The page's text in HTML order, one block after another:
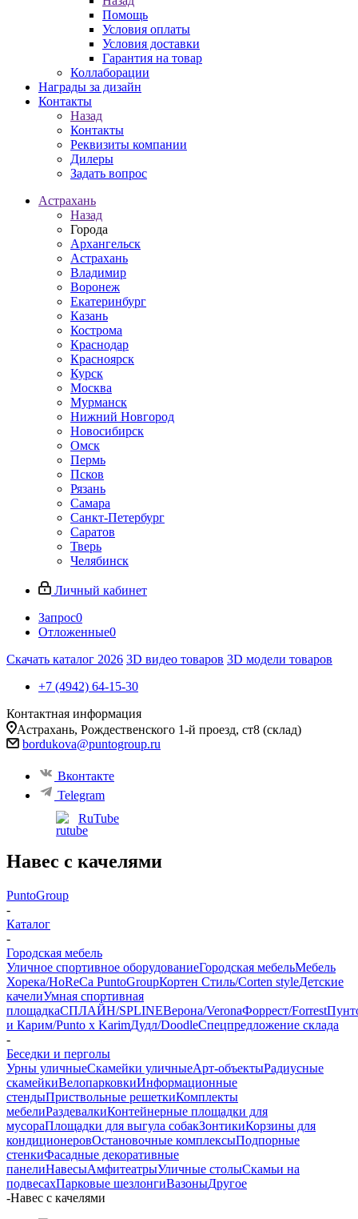
Помощь
Условия оплаты
Условия доставки
Гарантия на товар
Коллаборации
Награды за дизайн
Контакты
Назад
Контакты
Реквизиты компании
Дилеры
Задать вопрос
Астрахань
Назад
Города
Архангельск
Астрахань
Владимир
Воронеж
Екатеринбург
Казань
Кострома
Краснодар
Красноярск
Курск
Москва
Мурманск
Нижний Новгород
Новосибирск
Омск
Пермь
Псков
Рязань
Самара
Санкт-Петербург
Саратов
Тверь
Челябинск
Личный кабинет
Запрос0
Отложенные0
Скачать каталог 2026 3D видео товаров 3D модели товаров
+7 (4942) 64-15-30
Контактная информация
​Астрахань, Рождественского 1-й проезд, ст8 (склад)
bordukova@puntogroup.ru
Вконтакте
Telegram
RuTube
Навес с качелями
PuntoGroup
-
Каталог
-
Городская мебель
Уличное спортивное оборудованиеГородская мебельМебель
Хорека/HoReCa PuntoGroupКортен Стиль/Corten styleДетские
качелиУмная спортивная
площадкаСПЛАЙН/SPLINEВерона/VeronaФоррест/Forrest
и Карим/Punto x KarimДудл/DoodleСпецпредложение склада
-
Беседки и перголы
Урны уличныеСкамейки уличныеАрт-объектыРадиусные
скамейкиВелопарковкиИнформационные
стендыПриствольные решеткиКомплекты
мебелиРаздевалкиКонтейнерные площадки для
мусораПлощадки для выгула собакЗонтикиКорзины для
кондиционеровОстановочные комплексыПодпорные
стенкиФасадные декоративные
панелиНавесыАмфитеатрыУличные столыСкамьи на
подвесахПарковые шезлонгиВазоныДругое
-Навес с качелями